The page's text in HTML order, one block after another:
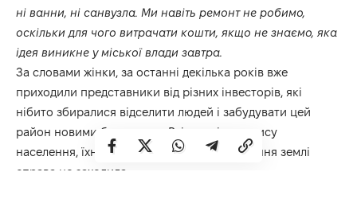
ні ванни, ні санвузла. Ми навіть ремонт не робимо,
оскільки для чого витрачати кошти, якщо не знаємо, яка
ідея виникне у міської влади завтра.
За словами жінки, за останні декілька років вже
приходили представники від різних інвесторів, які
нібито збиралися відселити людей і забудувати цей
район новими будинками. Втім, далі перепису
населення, їхніх дерев, кущів і перемірювання землі
справа не заходила.